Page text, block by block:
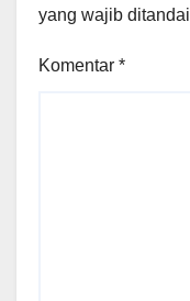
yang wajib ditandai
Komentar *